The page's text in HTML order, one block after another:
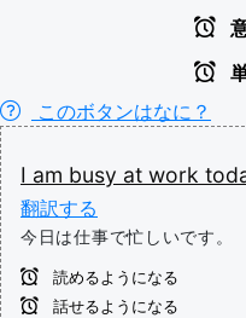
このボタンはなに？
I am busy at work
翻訳する
今日は仕事で忙しいです。
読めるようになる
話せるようになる